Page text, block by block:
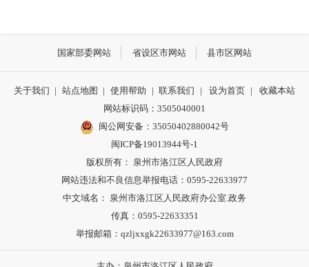
国家部委网站 省设区市网站 县市区网站
关于我们 | 站点地图 | 使用帮助 | 联系我们 | 设为首页 |
收藏本站
网站标识码：3505040001
闽公网安备：35050402880042号
闽ICP备19013944号-1
版权所有： 泉州市洛江区人民政府
网站违法和不良信息举报电话：0595-22633977
中文域名： 泉州市洛江区人民政府办公室.政务
传真：0595-22633351
举报邮箱：qzljxxgk22633977@163.com